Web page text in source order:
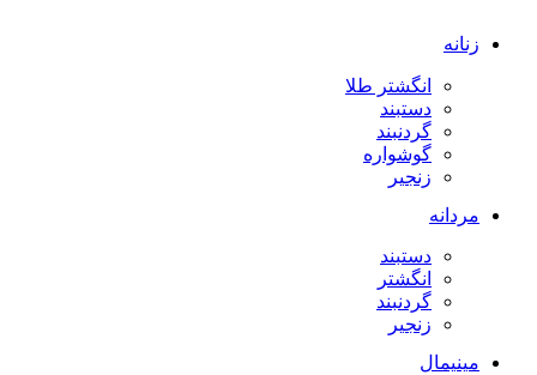
زنانه
انگشتر طلا
دستبند
گردنبند
گوشواره
زنجیر
مردانه
دستبند
انگشتر
گردنبند
زنجیر
مینیمال